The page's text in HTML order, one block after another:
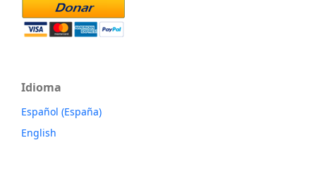
Idioma
Español (España)
English